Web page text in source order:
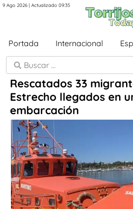
9 Ago 2026 | Actualizado 09:35
Portada Internacional
Rescatados 33
Estrecho llegados en
embarcación